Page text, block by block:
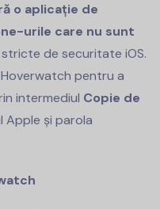
o aplicație de
urile care nu sunt
de securitate iOS.
pentru a
intermediul Copie de
Apple și parola